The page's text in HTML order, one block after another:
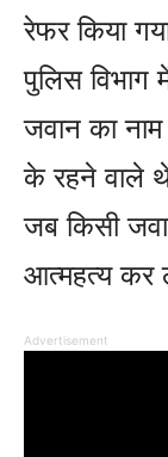
रेफर किया
पुलिस
जवान का
के रहने वाले
जब किसी
आत्महत्य कर
Advertisement